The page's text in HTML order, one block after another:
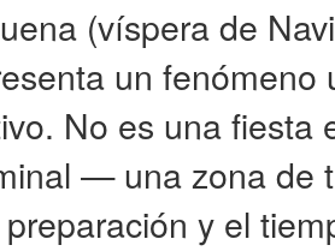
(víspera de
un
No es una fiesta
— una zona de
y el